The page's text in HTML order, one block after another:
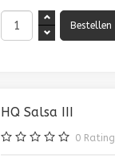
HQ Salsa III
0 Rating